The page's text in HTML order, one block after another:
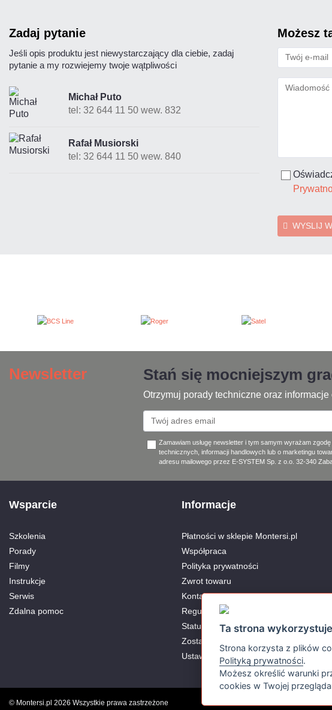
zadaj pytanie
Jeśli opis produktu jest niewystarczający dla ciebie, zadaj
pytanie a my rozwiejemy twoje wątpliwości
Michał Puto
tel: 32 644 11 50 wew. 832
Rafał Musiorski
tel: 32 644 11 50 wew. 840
możesz
WYSLIJ
Newsletter Stań się mocniejszym
Otrzymuj porady techniczne oraz
Zamawiam usługę newsletter i tym samym wyrażam
technicznych, informacji handlowych lub o marketingu
adresu mailowego przez E-SYSTEM Sp. z o.o. 32-340
Wsparcie
Szkolenia
Porady
Filmy
Instrukcje
Serwis
Zdalna pomoc
Informacje
Płatności w sklepie Montersi.pl
Współpraca
Polityka prywatności
Zwrot towaru
Kontakt
Regulamin
Status Aktywnego Partnera
Zostań Partnerem
Ustawienia Cookies
© Montersi.pl 2026 Wszystkie prawa zastrzeżone
Ta strona
Strona korzysta z plików
Polityką prywatności.
Możesz określić warunki
cookies w Twojej